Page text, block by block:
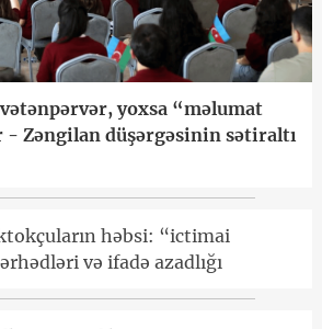
yoxsa “məlumat
- Zəngilan düşərgəsinin sətiraltı
həbsi: “ictimai
və ifadə azadlığı